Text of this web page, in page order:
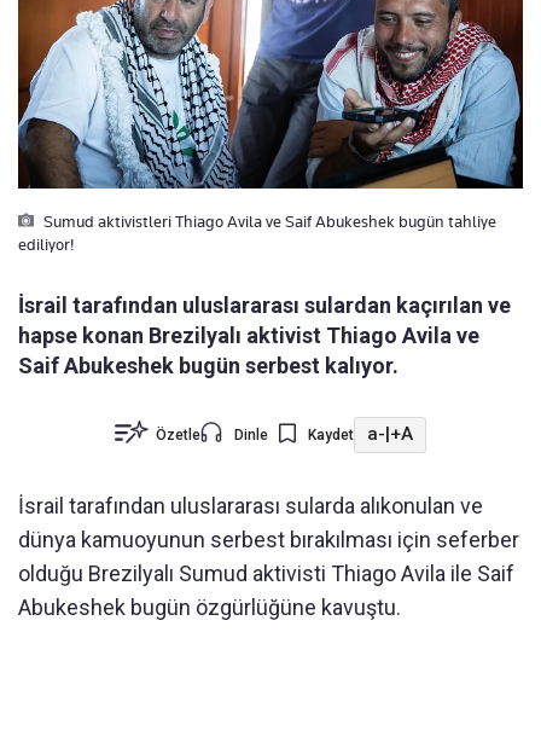
Sumud aktivistleri Thiago Avila ve Saif Abukeshek bugün tahliye
ediliyor!
İsrail tarafından uluslararası sulardan kaçırılan ve
hapse konan Brezilyalı aktivist Thiago Avila ve
Saif Abukeshek bugün serbest kalıyor.
Özetle Dinle Kaydet a- +A
İsrail tarafından uluslararası sularda alıkonulan ve
dünya kamuoyunun serbest bırakılması için seferber
olduğu Brezilyalı Sumud aktivisti Thiago Avila ile Saif
Abukeshek bugün özgürlüğüne kavuştu.